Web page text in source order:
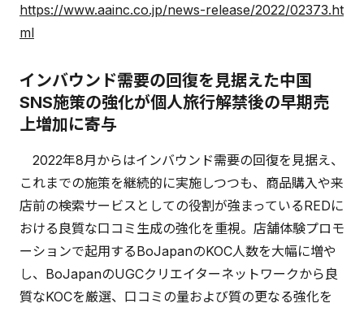
https://www.aainc.co.jp/news-release/2022/02373.ht
ml
インバウンド需要の回復を見据えた中国
SNS施策の強化が個人旅行解禁後の早期売
上増加に寄与
2022年8月からはインバウンド需要の回復を見据え、
これまでの施策を継続的に実施しつつも、商品購入や来
店前の検索サービスとしての役割が強まっているREDに
おける良質な口コミ生成の強化を重視。店舗体験プロモ
ーションで起用するBoJapanのKOC人数を大幅に増や
し、BoJapanのUGCクリエイターネットワークから良
質なKOCを厳選、口コミの量および質の更なる強化を